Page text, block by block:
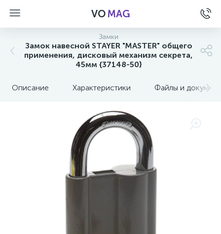
VOMAG
Замки
Замок навесной STAYER "MASTER" общего
применения, дисковый механизм секрета,
45мм {37148-50}
Описание Характеристики Файлы и